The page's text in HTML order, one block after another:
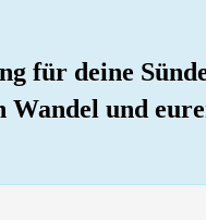
für deine
und